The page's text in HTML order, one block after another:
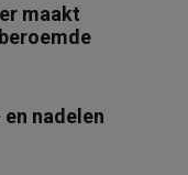
maakt
nadelen